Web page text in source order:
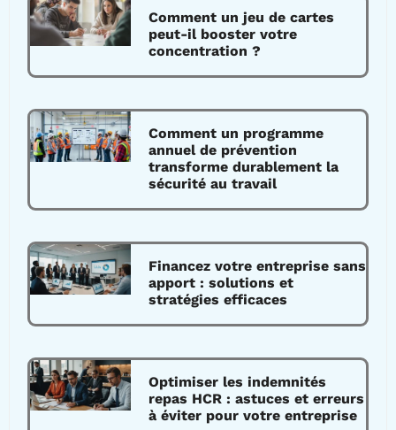
Comment un jeu de cartes
peut-il booster votre
concentration ?
Comment un programme
annuel de prévention
transforme durablement la
sécurité au travail
Financez votre entreprise sans
apport : solutions et
stratégies efficaces
Optimiser les indemnités
repas HCR : astuces et erreurs
à éviter pour votre entreprise